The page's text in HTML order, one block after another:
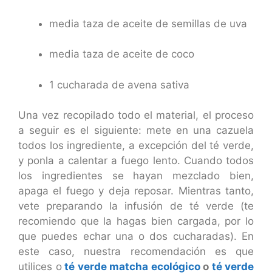
media taza de aceite de semillas de uva
media taza de aceite de coco
1 cucharada de avena sativa
Una vez recopilado todo el material, el proceso
a seguir es el siguiente: mete en una cazuela
todos los ingrediente, a excepción del té verde,
y ponla a calentar a fuego lento. Cuando todos
los ingredientes se hayan mezclado bien,
apaga el fuego y deja reposar. Mientras tanto,
vete preparando la infusión de té verde (te
recomiendo que la hagas bien cargada, por lo
que puedes echar una o dos cucharadas). En
este caso, nuestra recomendación es que
utilices o té verde matcha ecológicoo té verde